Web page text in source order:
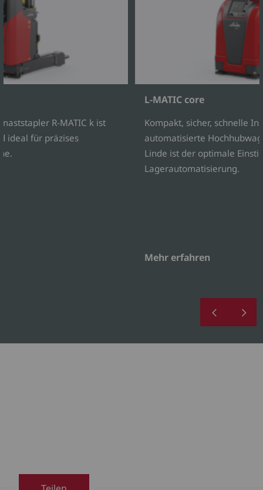
R-MATIC k ist
ideal für präzises
L-MATIC core
Kompakt, sicher, schnelle
automatisierte
Linde ist der optimale
Lagerautomatisierung.
Mehr erfahren